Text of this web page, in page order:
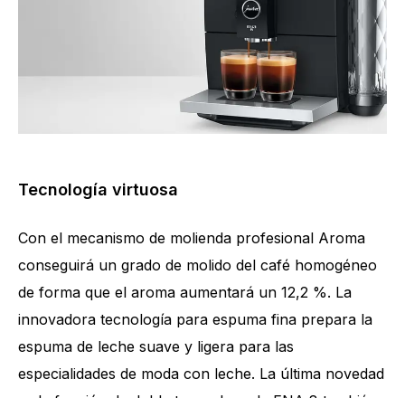
Tecnología virtuosa
Con el mecanismo de molienda profesional Aroma
conseguirá un grado de molido del café homogéneo
de forma que el aroma aumentará un 12,2 %. La
innovadora tecnología para espuma fina prepara la
espuma de leche suave y ligera para las
especialidades de moda con leche. La última novedad